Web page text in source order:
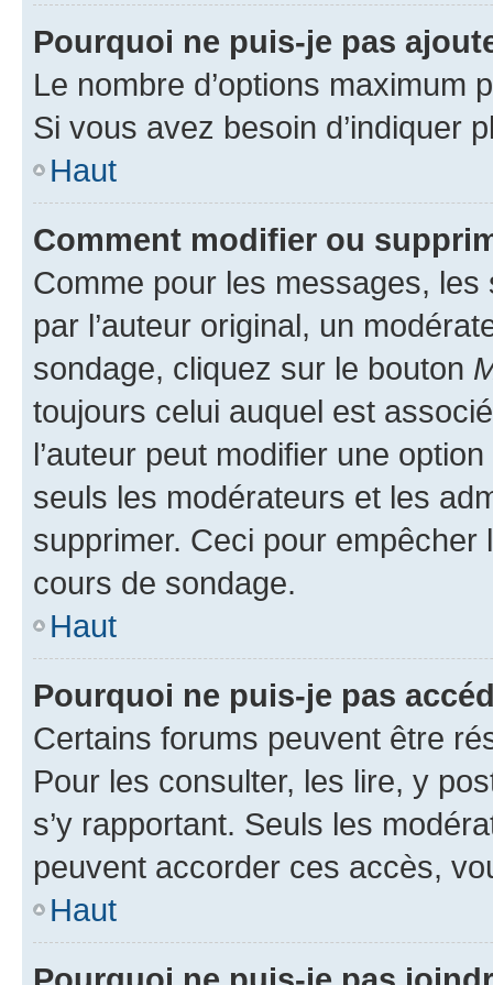
Pourquoi ne puis-je pas
Le nombre d’options maximum
Si vous avez besoin d’indiquer
Haut
Comment modifier ou
Comme pour les messages,
par l’auteur original, un
sondage, cliquez sur le bouton
toujours celui auquel est
l’auteur peut modifier une
seuls les modérateurs et les
supprimer. Ceci pour
cours de sondage.
Haut
Pourquoi ne puis-je pas
Certains forums peuvent être
Pour les consulter, les lire, y
s’y rapportant. Seuls les
peuvent accorder ces accès,
Haut